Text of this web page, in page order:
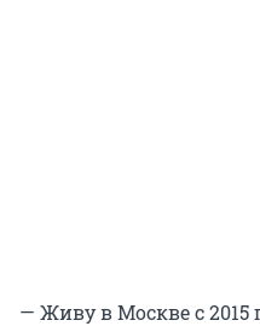
— Живу в Москве с 2015